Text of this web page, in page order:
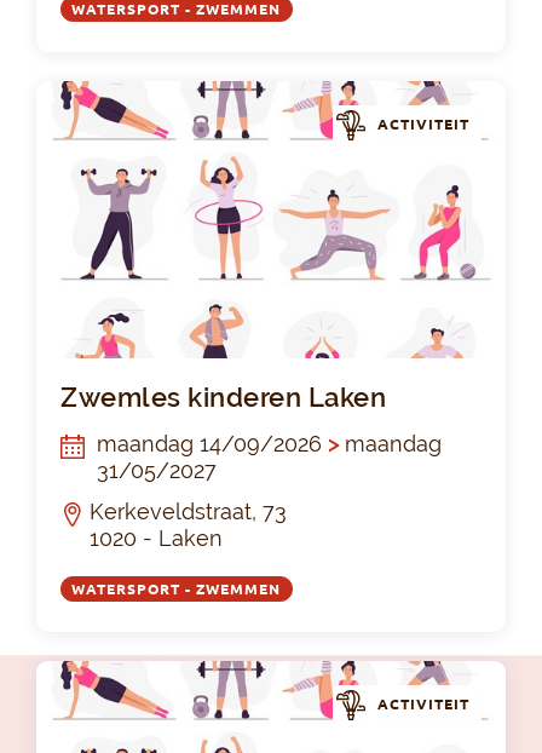
WATERSPORT - ZWEMMEN
ACTIVITEIT
Zwemles kinderen Laken
maandag 14/09/2026 >maandag
31/05/2027
Kerkeveldstraat, 73
1020 - Laken
WATERSPORT - ZWEMMEN
ACTIVITEIT